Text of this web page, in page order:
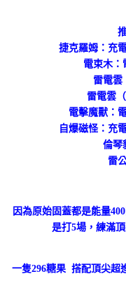
捷克羅姆：充
電束木：
雷電雲
雷電雲
電擊魔獸：
自爆磁怪：充
倫琴
雷
因為原始固蓋都是能量
是打5場，練滿
一隻296糖果 搭配頂尖超